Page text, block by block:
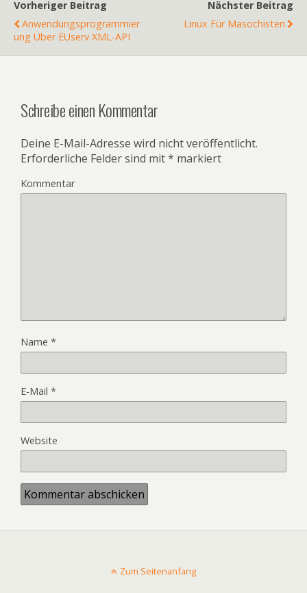
Vorheriger Beitrag
Anwendungsprogrammier
Ung Über EUserv XML-API
Nächster Beitrag
Linux Für Masochisten
Schreibe einen Kommentar
Deine E-Mail-Adresse wird nicht veröffentlicht.
Erforderliche Felder sind mit* markiert
Kommentar
Name *
E-Mail *
Website
Zum Seitenanfang